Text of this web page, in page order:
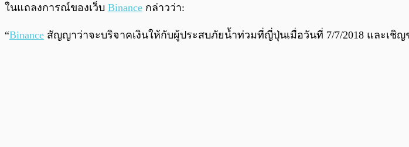
ในแถลงการณ์ของเว็บ Binance กล่าวว่า:
“Binance สัญญาว่าจะบริจาคเงินให้กับผู้ประสบภัยน้ำท่วมที่ญี่ปุ่นเมื่อวันที่ 7/7/2018 และเชิ